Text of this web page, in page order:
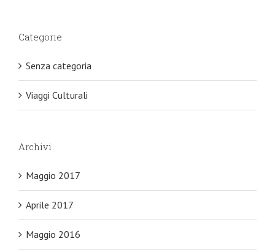
Categorie
Senza categoria
Viaggi Culturali
Archivi
Maggio 2017
Aprile 2017
Maggio 2016